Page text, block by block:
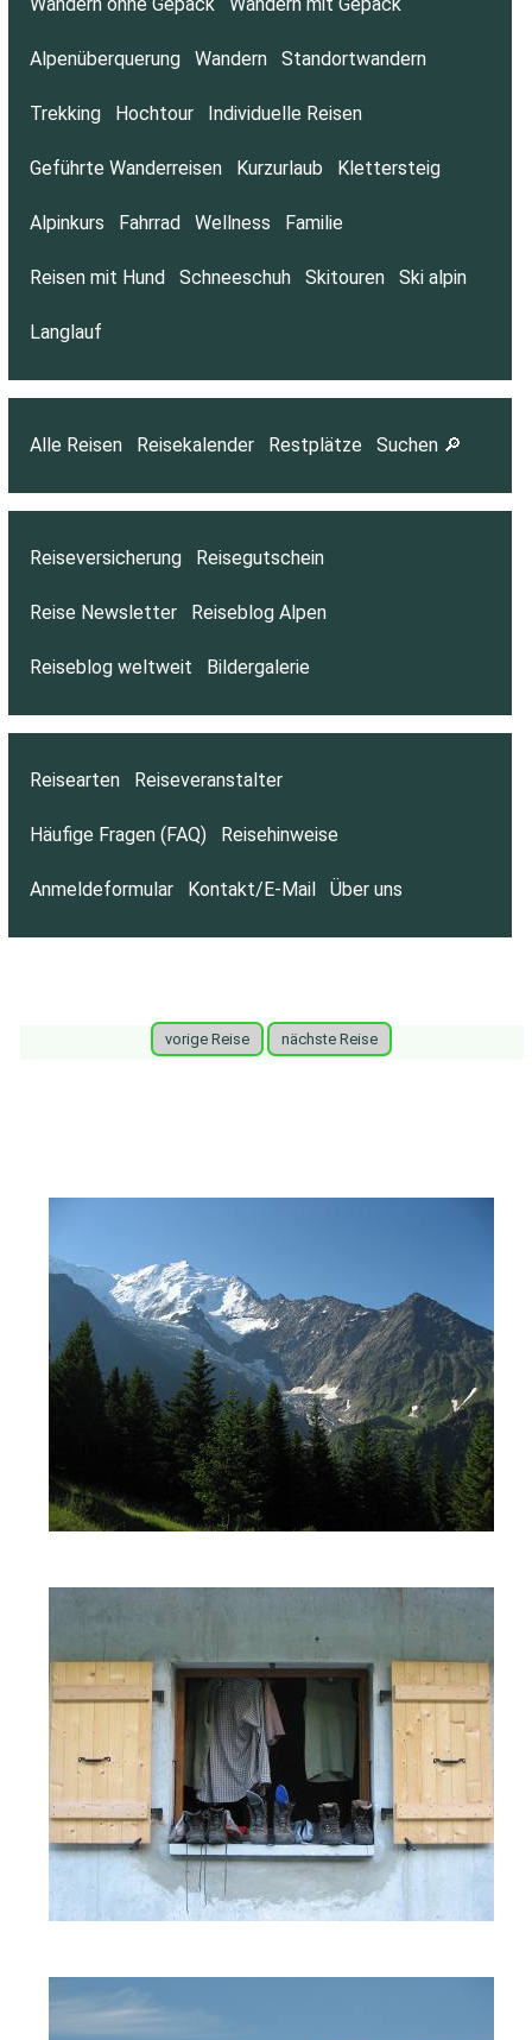
Alpenüberquerung Wandern Standortwandern
Trekking Hochtour Individuelle Reisen
Geführte Wanderreisen Kurzurlaub Klettersteig
Alpinkurs Fahrrad Wellness Familie
Reisen mit Hund Schneeschuh Skitouren Ski alpin
Langlauf
Alle Reisen Reisekalender Restplätze Suchen 🔎
Reiseversicherung Reisegutschein
Reise Newsletter Reiseblog Alpen
Reiseblog weltweit Bildergalerie
Reisearten Reiseveranstalter
Häufige Fragen (FAQ) Reisehinweise
Anmeldeformular Kontakt/E-Mail Über uns
vorige Reise nächste Reise